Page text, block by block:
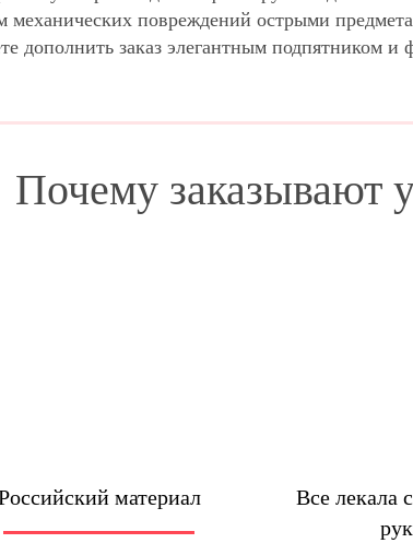
механических повреждений острыми
дополнить заказ элегантным подпятником
Почему заказывают
материал
Все лекала